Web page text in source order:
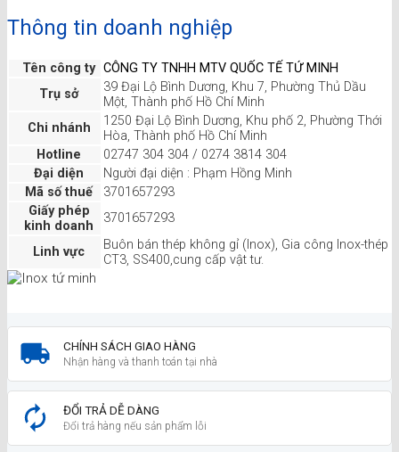
Thông tin doanh nghiệp
Tên công ty CÔNG TY TNHH MTV QUỐC TẾ TỨ MINH
Trụ sở
39 Đại Lộ Bình Dương, Khu 7, Phường Thủ Dầu
Một, Thành phố Hồ Chí Minh
Chi nhánh
1250 Đại Lộ Bình Dương, Khu phố 2, Phường Thới
Hòa, Thành phố Hồ Chí Minh
Hotline
02747 304 304 / 0274 3814 304
Đại diện
Người đại diện : Phạm Hồng Minh
Mã số thuế
3701657293
Giấy phép
kinh doanh
3701657293
Linh vực
Buôn bán thép không gỉ (Inox), Gia công Inox-thép
CT3, SS400,cung cấp vật tư.
CHÍNH SÁCH GIAO HÀNG
Nhận hàng và thanh toán tại nhà
ĐỔI TRẢ DỄ DÀNG
Đổi trả hàng nếu sản phẩm lỗi